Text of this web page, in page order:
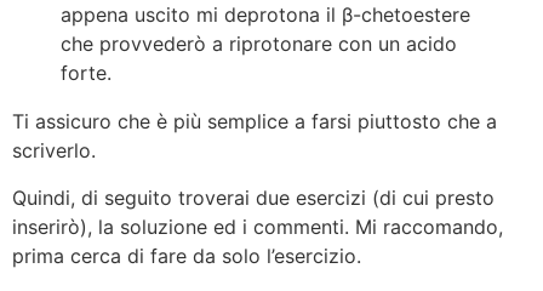
appena uscito mi deprotona il β-chetoestere
che provvederò a riprotonare con un acido
forte.
Ti assicuro che è più semplice a farsi piuttosto che a
scriverlo.
Quindi, di seguito troverai due esercizi (di cui presto
inserirò), la soluzione ed i commenti. Mi raccomando,
prima cerca di fare da solo l’esercizio.